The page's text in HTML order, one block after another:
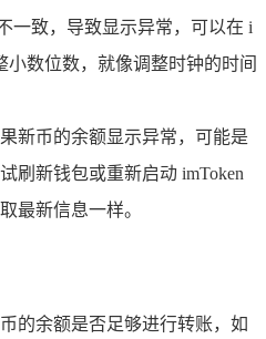
一致，导致显示异常，可以在 i
小数位数，就像调整时钟的时间
新币的余额显示异常，可能是
刷新钱包或重新启动 imToken
最新信息一样。
的余额是否足够进行转账，如